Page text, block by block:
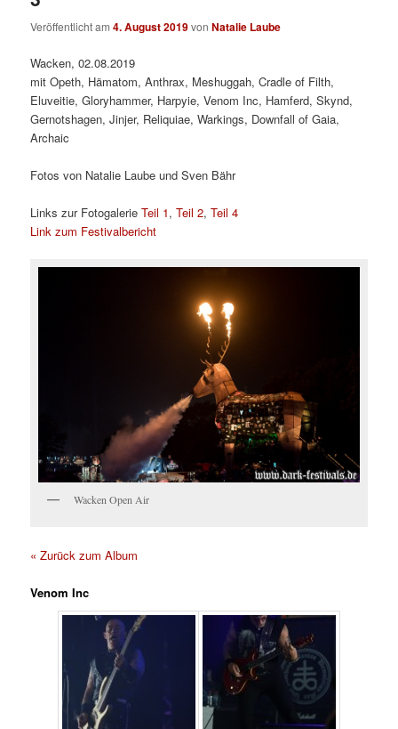
Veröffentlicht am4. August 2019vonNatalie Laube
Wacken, 02.08.2019
mit Opeth, Hämatom, Anthrax, Meshuggah, Cradle of Filth,
Eluveitie, Gloryhammer, Harpyie, Venom Inc, Hamferd, Skynd,
Gernotshagen, Jinjer, Reliquiae, Warkings, Downfall of Gaia,
Archaic
Fotos von Natalie Laube und Sven Bähr
Links zur FotogalerieTeil 1,Teil 2,Teil 4
Link zum Festivalbericht
Wacken Open Air
« Zurück zum Album
Venom Inc